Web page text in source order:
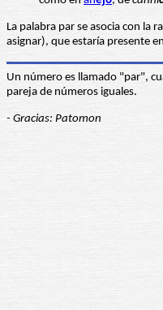
La palabra par se asocia con la
asignar), que estaría presente en
Un número es llamado "par",
pareja de números iguales.
- Gracias: Patomon